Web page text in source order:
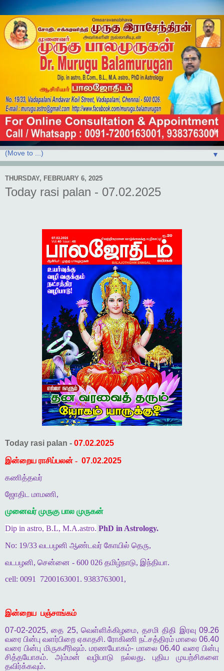
▼
THURSDAY, FEBRUARY 6, 2025
Today rasi palan - 07.02.2025
Today rasi palan - 07.02.2025
இன்றைய ராசிப்பலன் - 07.02.2025
கணித்தவர்
ஜோதிட மாமணி,
முனைவர் முருகு பால முருகன்
Dip in astro, B.L, M.A.astro. PhD in Astrology.
No: 19/33 வடபழனி ஆண்டவர் கோயில் தெரு,
வடபழனி, சென்னை - 600 026 தமிழ்நாடு, இந்தியா.
cell: 0091 7200163001. 9383763001,
இன்றைய பஞ்சாங்கம்
07-02-2025,தை 25,வெள்ளிக்கிழமை, தசமி திதி இரவு 09.26
வரை பின்பு வளர்பிறை ஏகாதசி. ரோகிணி நட்சத்திரம் மாலை 06.40
வரை பின்பு மிருகசீரிஷம்.மரணயோகம்- மாலை 06.40 வரை பின்பு
சித்தயோகம்.அம்மன் வழிபாடு நல்லது. புதிய
முயற்சிகளை
தவிர்க்கவும்.